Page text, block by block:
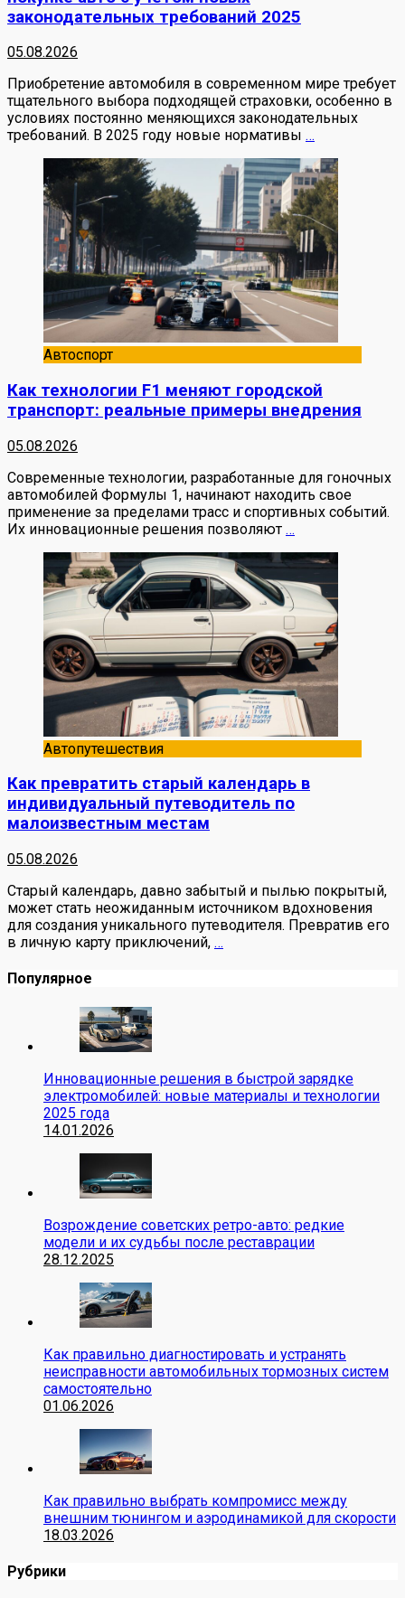
законодательных требований 2025
05.08.2026
Приобретение автомобиля в современном мире требует
тщательного выбора подходящей страховки, особенно в
условиях постоянно меняющихся законодательных
требований. В 2025 году новые нормативы …
Автоспорт
Как технологии F1 меняют городской
транспорт: реальные примеры внедрения
05.08.2026
Современные технологии, разработанные для гоночных
автомобилей Формулы 1, начинают находить свое
применение за пределами трасс и спортивных событий.
Их инновационные решения позволяют …
Автопутешествия
Как превратить старый календарь в
индивидуальный путеводитель по
малоизвестным местам
05.08.2026
Старый календарь, давно забытый и пылью покрытый,
может стать неожиданным источником вдохновения
для создания уникального путеводителя. Превратив его
в личную карту приключений, …
Популярное
Инновационные решения в быстрой зарядке
электромобилей: новые материалы и технологии
2025 года
14.01.2026
Возрождение советских ретро-авто: редкие
модели и их судьбы после реставрации
28.12.2025
Как правильно диагностировать и устранять
неисправности автомобильных тормозных систем
самостоятельно
01.06.2026
Как правильно выбрать компромисс между
внешним тюнингом и аэродинамикой для скорости
18.03.2026
Рубрики